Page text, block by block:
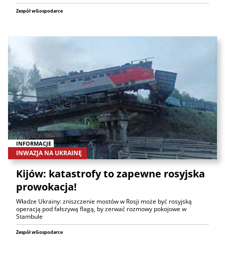
Zespół wGospodarce
INFORMACJE
INWAZJA NA UKRAINĘ
Kijów: katastrofy to zapewne rosyjska
prowokacja!
Władze Ukrainy: zniszczenie mostów w Rosji może być rosyjską
operacją pod fałszywą flagą, by zerwać rozmowy pokojowe w
Stambule
Zespół wGospodarce